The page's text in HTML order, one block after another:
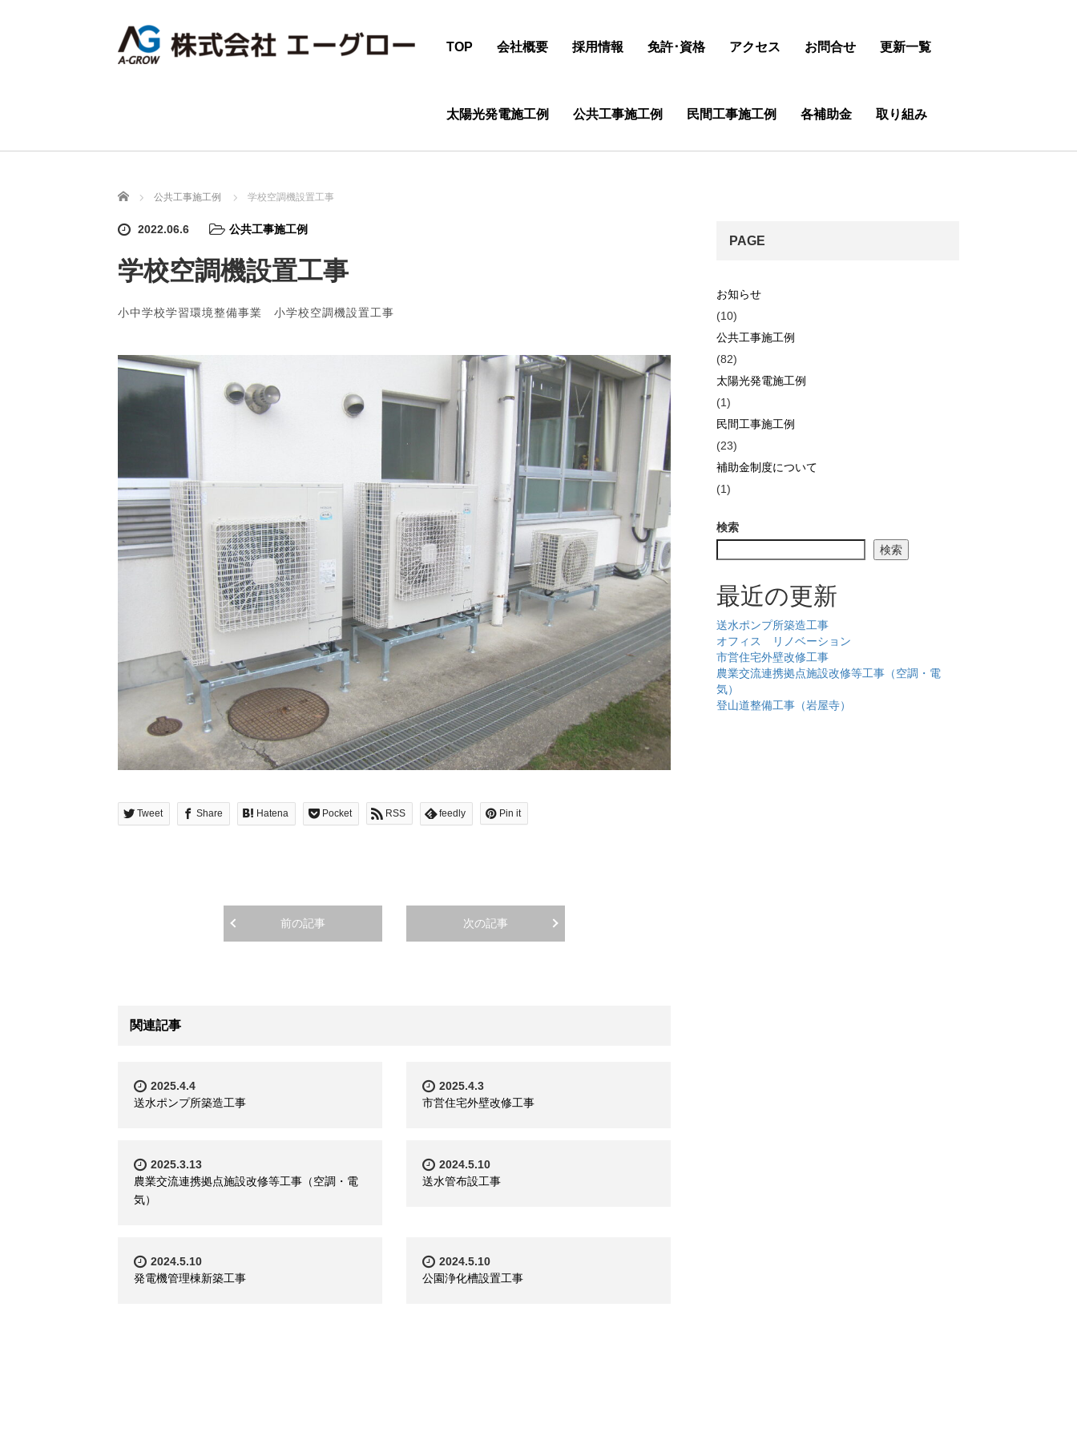
TOP 会社概要 採用情報 免許･資格 アクセス お問合せ 更新一覧
太陽光発電施工例 公共工事施工例 民間工事施工例 各補助金 取り組み
ホーム 公共工事施工例 学校空調機設置工事
2022.06.6 公共工事施工例
学校空調機設置工事
小中学校学習環境整備事業 小学校空調機設置工事
Tweet Share Hatena Pocket RSS feedly Pin it
前の記事 次の記事
関連記事
2025.4.4
送水ポンプ所築造工事
2025.4.3
市営住宅外壁改修工事
2025.3.13
農業交流連携拠点施設改修等工事（空調・電
気）
2024.5.10
送水管布設工事
2024.5.10
発電機管理棟新築工事
2024.5.10
公園浄化槽設置工事
PAGE
お知らせ
(10)
公共工事施工例
(82)
太陽光発電施工例
(1)
民間工事施工例
(23)
補助金制度について
(1)
検索
検索
最近の更新
送水ポンプ所築造工事
オフィス リノベーション
市営住宅外壁改修工事
農業交流連携拠点施設改修等工事（空調・電
気）
登山道整備工事（岩屋寺）